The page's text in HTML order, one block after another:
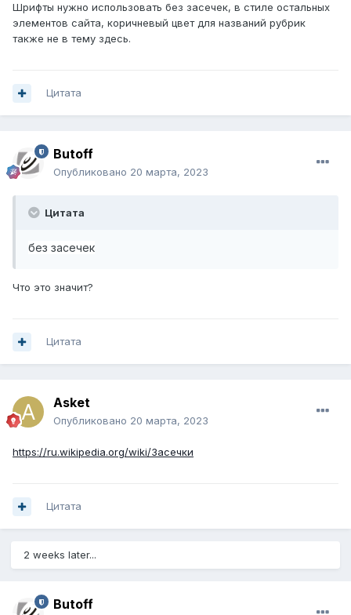
Шрифты нужно использовать без засечек, в стиле остальных
элементов сайта, коричневый цвет для названий рубрик
также не в тему здесь.
Цитата
Butoff
Опубликовано 20 марта, 2023
Цитата
без засечек
Что это значит?
Цитата
Asket
Опубликовано 20 марта, 2023
https://ru.wikipedia.org/wiki/Засечки
Цитата
2 weeks later...
Butoff